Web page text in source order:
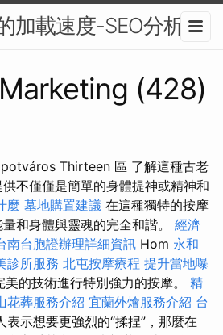
加載速度-SEO分析
(428)
Thirteen 區 了解這種古老
不僅僅是簡單的身體提神或精神和
麼 墓地購置建議 在這種獨特的按摩
和身體與靈魂的完全和諧。 經濟
南台胞證辦理詳細資訊 Hom 永和
診所服務 北屯按摩療程 提升當地曝
美的技術進行特別強力的按摩。 精
花葬服務介紹 宜蘭外燴服務介紹 台
表示想要更強烈的“揉捏”，那麼在